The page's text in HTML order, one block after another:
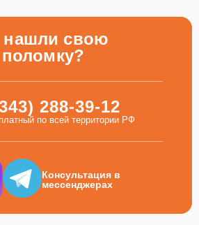
нашли свою
поломку?
288-39-12
по всей территории РФ
Консультация в
мессенджерах